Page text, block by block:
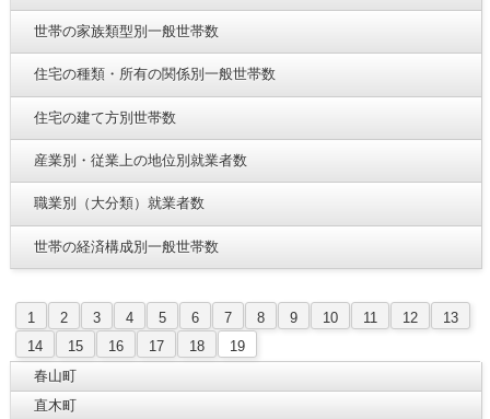
世帯の家族類型別一般世帯数
住宅の種類・所有の関係別一般世帯数
住宅の建て方別世帯数
産業別・従業上の地位別就業者数
職業別（大分類）就業者数
世帯の経済構成別一般世帯数
1 2 3 4 5 6 7 8 9 10 11 12
13
14
15 16 17 18
19
春山町
直木町